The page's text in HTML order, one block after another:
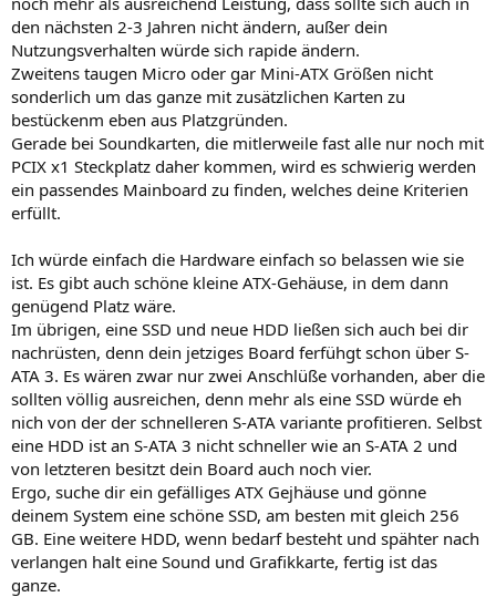
den nächsten 2-3 Jahren nicht ändern, außer dein
Nutzungsverhalten würde sich rapide ändern.
Zweitens taugen Micro oder gar Mini-ATX Größen nicht
sonderlich um das ganze mit zusätzlichen Karten zu
bestückenm eben aus Platzgründen.
Gerade bei Soundkarten, die mitlerweile fast alle nur noch mit
PCIX x1 Steckplatz daher kommen, wird es schwierig werden
ein passendes Mainboard zu finden, welches deine Kriterien
erfüllt.
Ich würde einfach die Hardware einfach so belassen wie sie
ist. Es gibt auch schöne kleine ATX-Gehäuse, in dem dann
genügend Platz wäre.
Im übrigen, eine SSD und neue HDD ließen sich auch bei dir
nachrüsten, denn dein jetziges Board ferfühgt schon über S-
ATA 3. Es wären zwar nur zwei Anschlüße vorhanden, aber die
sollten völlig ausreichen, denn mehr als eine SSD würde eh
nich von der der schnelleren S-ATA variante profitieren. Selbst
eine HDD ist an S-ATA 3 nicht schneller wie an S-ATA 2 und
von letzteren besitzt dein Board auch noch vier.
Ergo, suche dir ein gefälliges ATX Gejhäuse und gönne
deinem System eine schöne SSD, am besten mit gleich 256
GB. Eine weitere HDD, wenn bedarf besteht und spähter nach
verlangen halt eine Sound und Grafikkarte, fertig ist das
ganze.